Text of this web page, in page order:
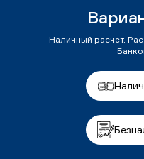
Наличный расчет.